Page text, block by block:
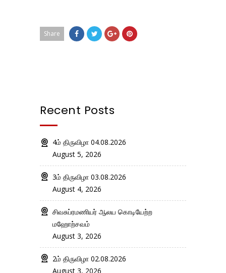
Share
Recent Posts
4ம் திருவிழா 04.08.2026
August 5, 2026
3ம் திருவிழா 03.08.2026
August 4, 2026
சிவசுப்ரமணியர் ஆலய கொடியேற்ற
மஹோற்சவம்
August 3, 2026
2ம் திருவிழா 02.08.2026
August 3, 2026